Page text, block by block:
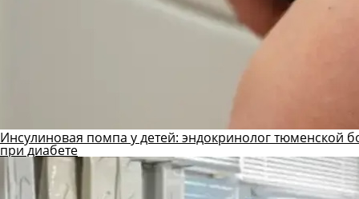
Инсулиновая помпа у детей: эндокринолог тюменской
при диабете